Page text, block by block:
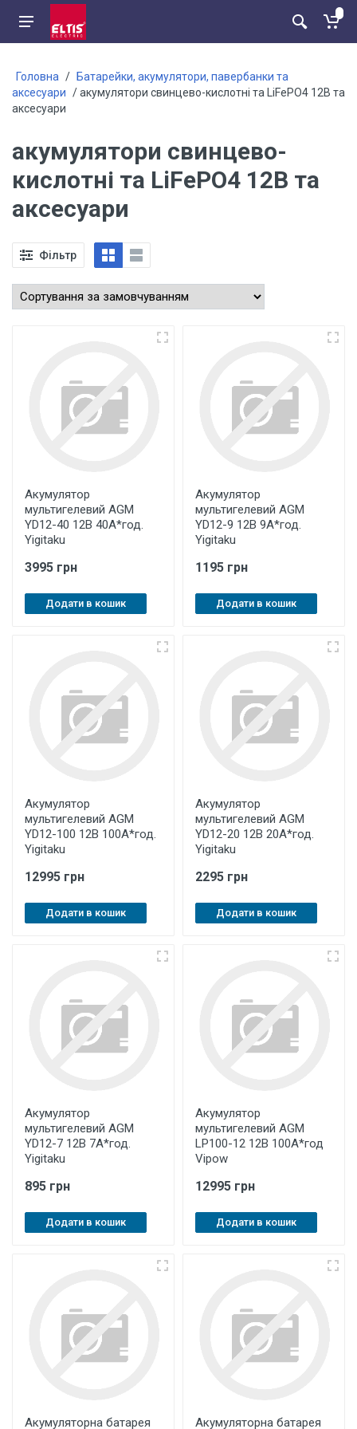
Головна /
Батарейки, акумулятори, павербанки та
аксесуари / акумулятори свинцево-кислотні та LiFePO4 12В та
аксесуари
акумулятори свинцево-
кислотні та LiFePO4 12В та
аксесуари
Фільтр
Акумулятор
мультигелевий AGM
YD12-40 12В 40A*год.
Yigitaku
3995 грн
Додати в кошик
Акумулятор
мультигелевий AGM
YD12-9 12В 9A*год.
Yigitaku
1195 грн
Додати в кошик
Акумулятор
мультигелевий AGM
YD12-100 12В 100A*год.
Yigitaku
12995 грн
Додати в кошик
Акумулятор
мультигелевий AGM
YD12-20 12В 20A*год.
Yigitaku
2295 грн
Додати в кошик
Акумулятор
мультигелевий AGM
YD12-7 12В 7A*год.
Yigitaku
895 грн
Додати в кошик
Акумулятор
мультигелевий AGM
LP100-12 12В 100A*год
Vipow
12995 грн
Додати в кошик
Акумуляторна батарея Акумуляторна батарея